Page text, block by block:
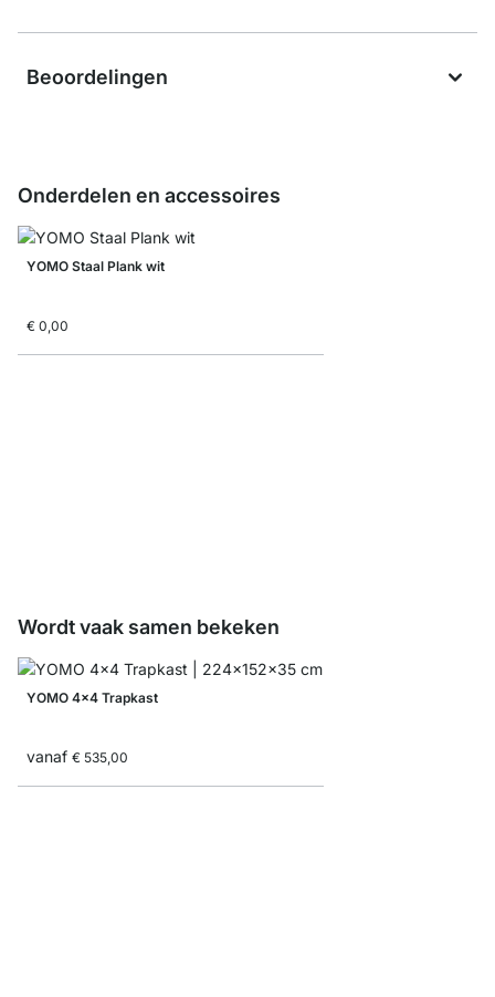
Beoordelingen
Onderdelen en accessoires
YOMO Staal Plank wit
€ 0,00
Wordt vaak samen bekeken
YOMO 4x4 Trapkast
vanaf € 535,00